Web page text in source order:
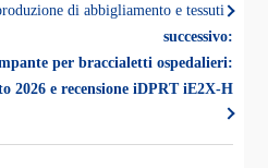
di abbigliamento e tessuti
successivo:
per braccialetti ospedalieri:
2026 e recensione iDPRT iE2X-H